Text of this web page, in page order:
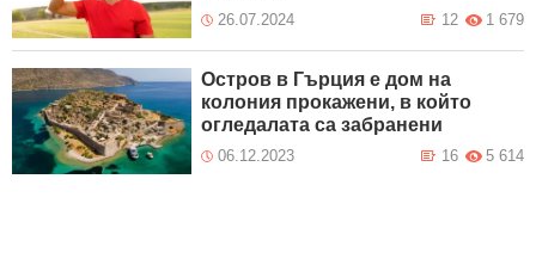
26.07.2024 1 679
12
Остров в Гърция е дом на
колония прокажени, в който
огледалата са забранени
06.12.2023 5 614
16